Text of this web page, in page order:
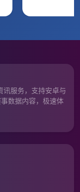
讯服务，支持安卓与
数据内容，极速体